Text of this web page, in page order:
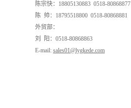
陈宗快：18805130883 0518-80868877
陈 帅：18795518800 0518-80868881
外贸部：
刘 阳：0518-80868863
E-mail: sales01@lygkede.com